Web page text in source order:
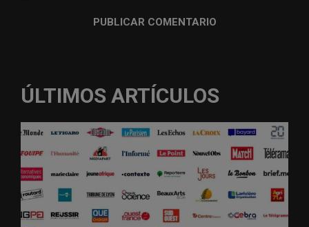
ÚLTIMOS ARTÍCULOS